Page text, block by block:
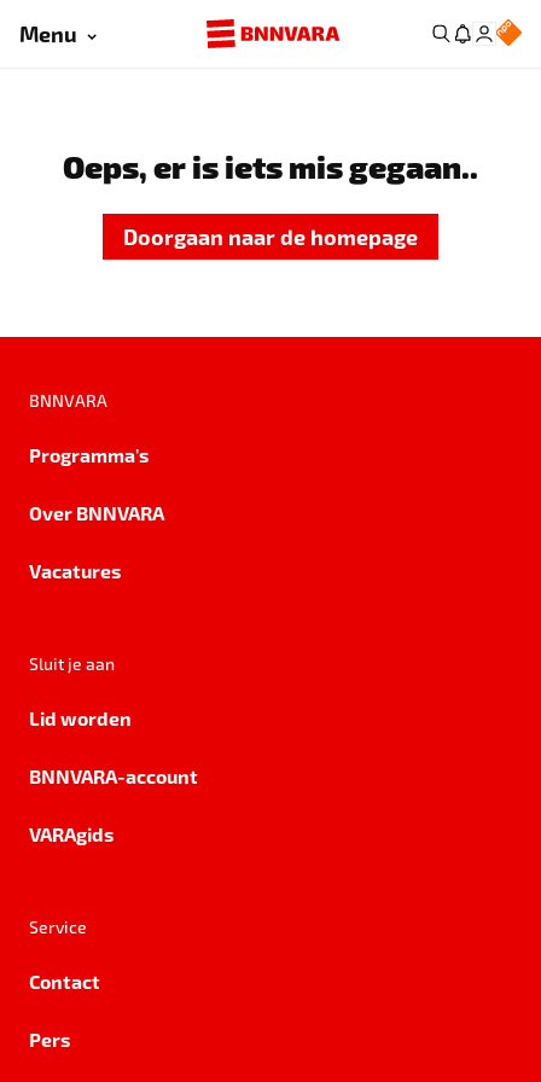
Menu
Oeps, er is iets mis gegaan..
Doorgaan naar de homepage
BNNVARA
Programma's
Over BNNVARA
Vacatures
Sluit je aan
Lid worden
BNNVARA-account
VARAgids
Service
Contact
Pers